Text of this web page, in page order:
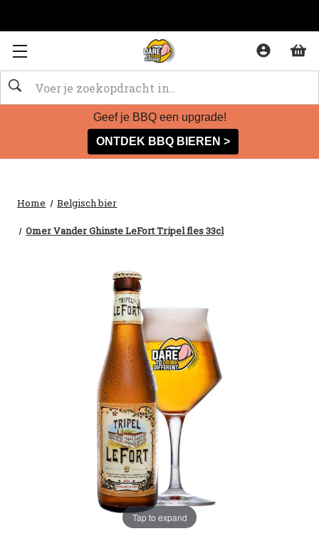
Zoeken
Geef je BBQ een upgrade!
ONTDEK BBQ BIEREN >
Home Belgisch bier
Omer Vander Ghinste LeFort Tripel fles 33cl
Tap to expand